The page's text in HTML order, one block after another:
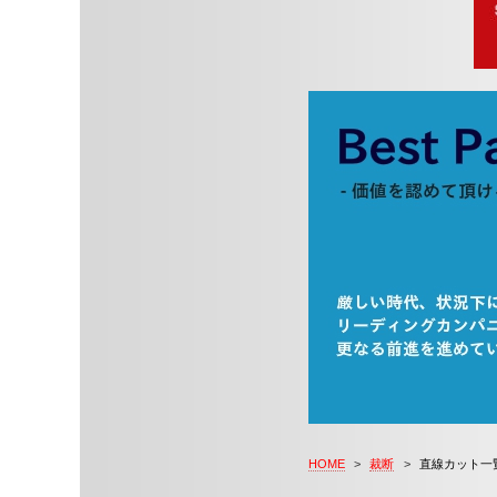
HOME > 裁断 > 直線カット一